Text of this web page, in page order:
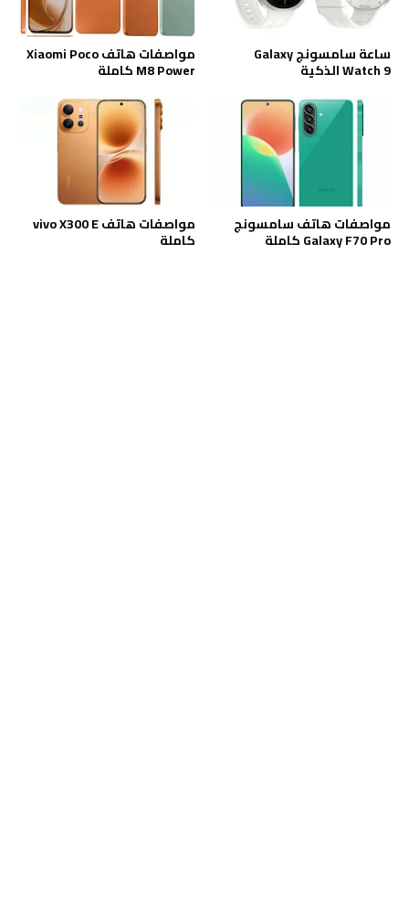
ساعة سامسونج Galaxy
Watch 9 الذكية
مواصفات هاتف Xiaomi Poco
M8 Power كاملة
مواصفات هاتف سامسونج
Galaxy F70 Pro كاملة
مواصفات هاتف vivo X300 E
كاملة